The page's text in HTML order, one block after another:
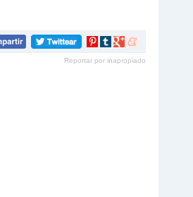
Compartir
Pinterest
Compartir
tumblr
Compartir
Google+
Compartir
meneame
Reportar por inapropiado